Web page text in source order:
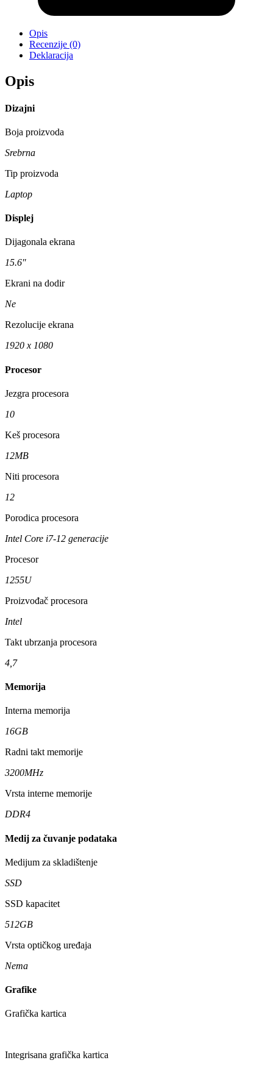
Opis
Recenzije (0)
Deklaracija
Opis
Dizajni
Boja proizvoda
Srebrna
Tip proizvoda
Laptop
Displej
Dijagonala ekrana
15.6″
Ekrani na dodir
Ne
Rezolucije ekrana
1920 x 1080
Procesor
Jezgra procesora
10
Keš procesora
12MB
Niti procesora
12
Porodica procesora
Intel Core i7-12 generacije
Procesor
1255U
Proizvođač procesora
Intel
Takt ubrzanja procesora
4,7
Memorija
Interna memorija
16GB
Radni takt memorije
3200MHz
Vrsta interne memorije
DDR4
Medij za čuvanje podataka
Medijum za skladištenje
SSD
SSD kapacitet
512GB
Vrsta optičkog uređaja
Nema
Grafike
Grafička kartica
Integrisana grafička kartica